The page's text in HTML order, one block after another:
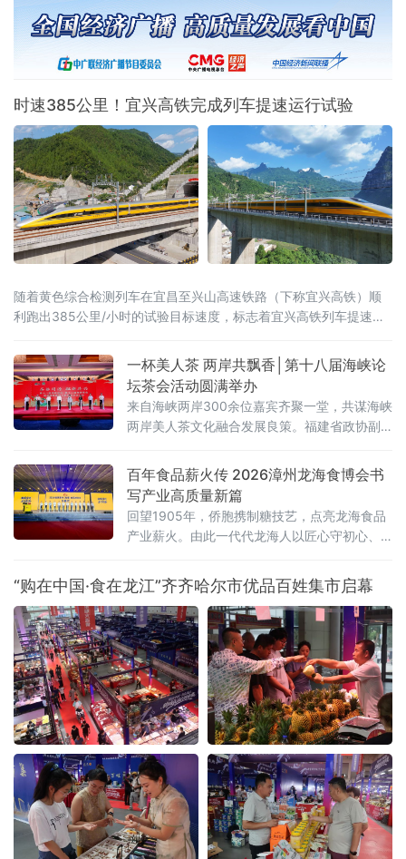
面积5万㎡，超1000家展商，预计吸引11万名
全球专业客
时速385公里！宜兴高铁完成列车提速运行试验
随着黄色综合检测列车在宜昌至兴山高速铁路（下称宜兴高铁）顺
利跑出385公里/小时的试验目标速度，标志着宜兴高铁列车提速运
350km、360km、370km、380km的时速逐级提速，经过多轮测
试，顺利达到385公里的试验目标时速，为线路开通运营奠定了坚
实基础。据国铁武汉局集团相关部门介绍，对于设计时
一杯美人茶 两岸共飘香│第十八届海峡论
坛茶会活动圆满举办
来自海峡两岸300余位嘉宾齐聚一堂，共谋海峡
两岸美人茶文化融合发展良策。福建省政协副
乐，中国国民党青年部副主任、中央委员王芝
家，三明市委常委、副市长李盛烨，大田县委
副书记、代县长吴晓文等出席活动。此次活动
以“茶脉同源 融新共兴”
百年食品薪火传 2026漳州龙海食博会书
写产业高质量新篇
回望1905年，侨胞携制糖技艺，点亮龙海食品
产业薪火。由此一代代龙海人以匠心守初心、
今，全区近千家SC食品企业聚集，全产业链产
值突破600亿元，形成“一业引领 百链共生”的良
好态势。一个个现象级的爆款从这里走出龙
海、走向全国、香飘世界。漳州素有“花果鱼米
之乡”的
“购在中国·食在龙江”齐齐哈尔市优品百姓集市启幕